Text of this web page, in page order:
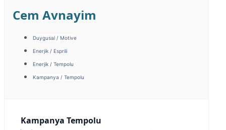
Cem Avnayim
Duygusal / Motive
Enerjik / Esprili
Enerjik / Tempolu
Kampanya / Tempolu
Kampanya Tempolu